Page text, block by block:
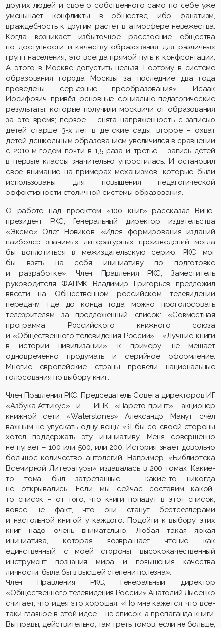
других людей и своего собственного само по себе уже
уменьшает конфликты в обществе, ибо фанатизм,
враждебность к другим растет в атмосфере невежества.
Когда возникает избыточное расслоение общества
по доступности и качеству образования для различных
групп населения, это всегда прямой путь к конфронтации.
А этого в Москве допустить нельзя. Поэтому в системе
образования города Москвы за последние два года
проведены серьезные преобразования». Исаак
Иосифович привёл основные социально-педагогические
результаты, которые получили москвичи от образования
за это время; первое – снята напряженность с записью
детей старше 3-х лет в детские сады, второе – охват
детей дошкольным образованием увеличился в сравнении
с 2010-м годом почти в 1,5 раза и третье – запись детей
в первые классы значительно упростилась. И остановил
своё внимание на примерах механизмов, которые были
использованы для повышения педагогической
эффективности столичной системы образования.
О работе над проектом «100 книг» рассказал Вице-
президент РКС, Генеральный директор издательства
«Эксмо» Олег Новиков: «Идея формирования изданий
наиболее значимых литературных произведений могла
бы воплотиться в межиздательскую серию. РКС мог
бы взять на себя инициативу по подготовке
и разработке». Член Правления РКС, Заместитель
руководителя ФАПМК Владимир Григорьев предложил
ввести на Общественном российском телевидении
передачу, где до конца года можно проголосовать
телезрителям за предложенный список: «Совместная
программа Российского книжного союза
и «Общественного телевидения России» - «Лучшие книги
в истории цивилизации», к примеру, не мешает
одновременно продумать и серийное оформление.
Многие европейские страны провели национальные
голосования по выбору книг.
Член Правления РКС, Председатель Совета директоров ИГ
«Азбука-Аттикус» и ИПК «Парето-принт», акционер
книжной сети «Waterstones» Александр Мамут счёл
важным не упускать одну вещь: «Я бы со своей стороны
хотел поддержать эту инициативу. Меня совершенно
не пугает – 100 или 500, или 200. История знает довольно
большое количество антологий. Например, «Библиотека
Всемирной Литературы» издавалась в 200 томах. Какие-
то тома был затрепанные – какие-то никогда
не открывались. Если мы сейчас составим какой-
то список – от того, что книги попадут в этот список,
вовсе не факт, что они станут бестселлерами
и настольной книгой у каждого. Подойти к выбору этих
книг надо очень внимательно. Любая такая яркая
инициатива, которая возвращает чтение как
единственный, с моей стороны, высококачественный
инструмент познания мира и повышения качества
личности, была бы в высшей степени полезна».
Член Правления РКС, Генеральный директор
«Общественного телевидения России» Анатолий Лысенко
считает, что идея это хорошая: «Но мне кажется, что все-
таки главное в этой идее – не список, а пропаганда книги.
Вы правы, действительно, там треть томов, если не больше,